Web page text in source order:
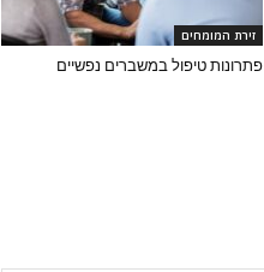
זירת המומחים
פתרונות טיפול במשברים נפשיים